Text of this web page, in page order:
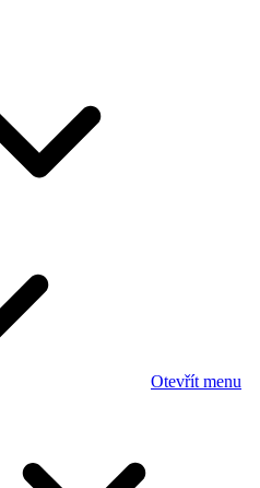
Otevřít menu